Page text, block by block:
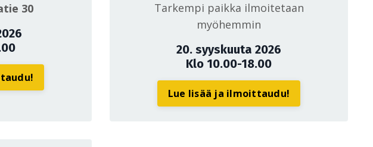
30
Tarkempi paikka ilmoitetaan
myöhemmin
20. syyskuuta 2026
Klo 10.00-18.00
Lue lisää ja ilmoittaudu!